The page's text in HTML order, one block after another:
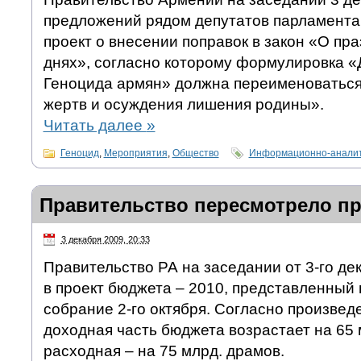
предложений рядом депутатов
проект о внесении поправок в закон «О
днях», согласно которому формулировка
Геноцида армян» должна
жертв и осуждения лишения родины».
Читать далее »
Геноцид, Мероприятия, Общество Информационно-
Правительство пересмотрело
3 декабря 2009, 20:33
Правительство РА на заседании от 3-го
в проект бюджета – 2010,
собрание 2-го октября. Согласно
доходная часть бюджета возрастает на
расходная – на 75 млрд. драмов.